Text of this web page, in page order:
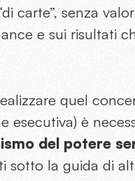
carte”, senza
e sui risultati
quel
esecutiva) è
del potere
sotto la guida di